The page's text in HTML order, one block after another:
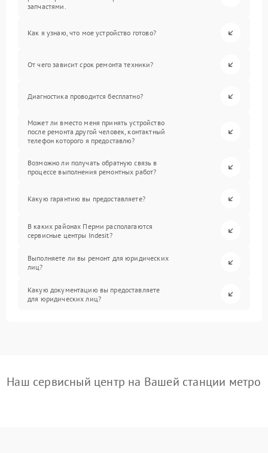
запчастями.
Как я узнаю, что мое устройство готово?
От чего зависит срок ремонта техники?
Диагностика проводится бесплатно?
Может ли вместо меня принять устройство
после ремонта другой человек, контактный
телефон которого я предоставлю?
Возможно ли получать обратную связь в
процессе выполнения ремонтных работ?
Какую гарантию вы предоставляете?
В каких районах Перми располагаются
сервисные центры Indesit?
Выполняете ли вы ремонт для юридических
лиц?
Какую документацию вы предоставляете
для юридических лиц?
Наш сервисный центр на Вашей станции метро